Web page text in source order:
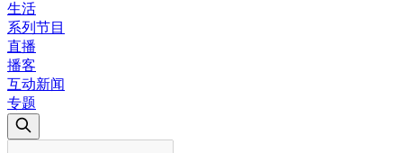
生活
系列节目
直播
播客
互动新闻
专题